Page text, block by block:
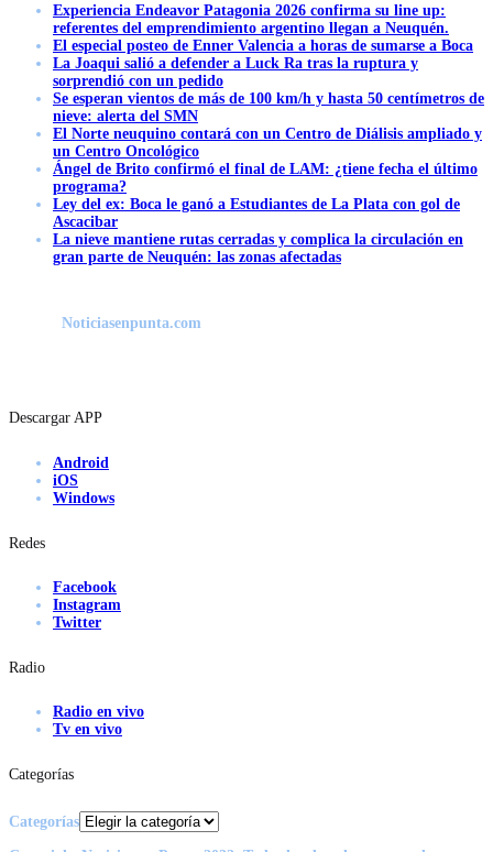
Experiencia Endeavor Patagonia 2026 confirma su line up:
referentes del emprendimiento argentino llegan a Neuquén.
El especial posteo de Enner Valencia a horas de sumarse a Boca
La Joaqui salió a defender a Luck Ra tras la ruptura y
sorprendió con un pedido
Se esperan vientos de más de 100 km/h y hasta 50 centímetros de
nieve: alerta del SMN
El Norte neuquino contará con un Centro de Diálisis ampliado y
un Centro Oncológico
Ángel de Brito confirmó el final de LAM: ¿tiene fecha el último
programa?
Ley del ex: Boca le ganó a Estudiantes de La Plata con gol de
Ascacibar
La nieve mantiene rutas cerradas y complica la circulación en
gran parte de Neuquén: las zonas afectadas
Noticiasenpunta.com
Descargar APP
Android
iOS
Windows
Redes
Facebook
Instagram
Twitter
Radio
Radio en vivo
Tv en vivo
Categorías
Categorías